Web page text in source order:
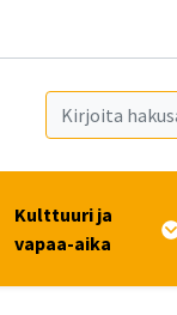
Kulttuuri ja
vapaa-aika